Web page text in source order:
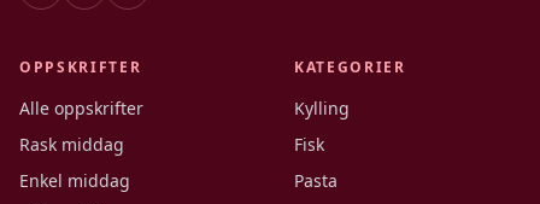
OPPSKRIFTER
Alle oppskrifter
Rask middag
Enkel middag
KATEGORIER
Kylling
Fisk
Pasta